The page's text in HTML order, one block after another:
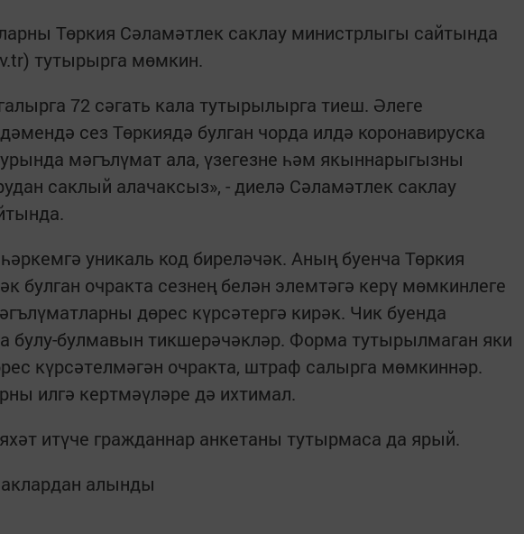
Төркия Сәламәтлек саклау министрлыгы сайтында
тутырырга мөмкин.
72 сәгать кала тутырылырга тиеш. Әлеге
сез Төркиядә булган чорда илдә коронавируска
мәгълүмат ала, үзегезне һәм якыннарыгызны
саклый алачаксыз», - диелә Сәламәтлек саклау
уникаль код биреләчәк. Аның буенча Төркия
булган очракта сезнең белән элемтәгә керү мөмкинлеге
дөрес күрсәтергә кирәк. Чик буенда
булу-булмавын тикшерәчәкләр. Форма тутырылмаган яки
күрсәтелмәгән очракта, штраф салырга мөмкиннәр.
илгә кертмәүләре дә ихтимал.
итүче гражданнар анкетаны тутырмаса да ярый.
алынды